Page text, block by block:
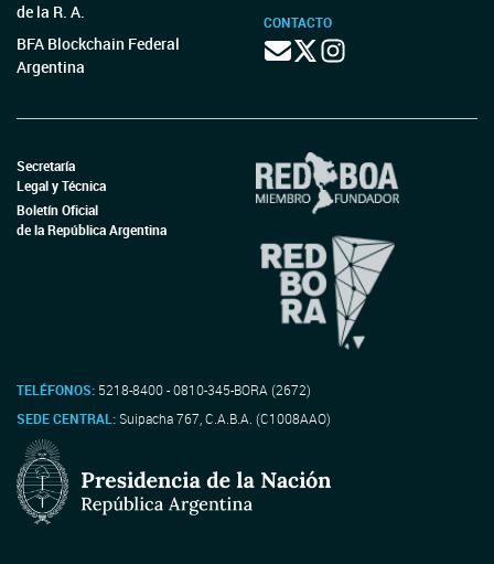
de la R. A.
BFA Blockchain Federal
Argentina
CONTACTO
Secretaría
Legal y Técnica
Boletín Oficial
de la República Argentina
TELÉFONOS: 5218-8400 - 0810-345-BORA (2672)
SEDE CENTRAL:Suipacha 767, C.A.B.A. (C1008AAO)